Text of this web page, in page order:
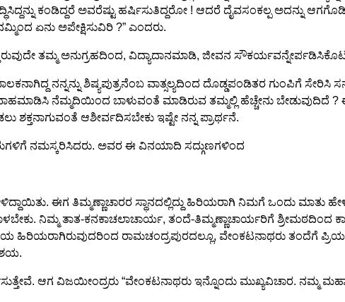
ಕಂಡಿದ್ದರೆ ಅವರೆಷ್ಟು ಹರ್ಷಿಸುತಿದ್ದರೋ ! ಆದರೆ ದೈವಸಂಕಲ್ಪ ಅದನ್ನು
ಏನು ಅಪೇಕ್ಷಿಸುವಿರಿ ?” ಎಂದರು.
ತಮ್ಮ ಅನುಗ್ರಹದಿಂದ, ವಿದ್ಯಾದಾನಮಾಡಿ, ಜೀವನ ಸೌಕರ್ಯವನ್ನೇರ್ಪಡಿಸಿಕೊಟ್ಟು
ನನ್ನನ್ನು ಶಿಷ್ಯಪುತ್ರನೆಂಬ ವಾತ್ಸಲ್ಯದಿಂದ ದೊಡ್ಡಪಂಡಿತರ ಗುಂಪಿಗೆ ಸೇರಿಸಿ
ನೆಮ್ಮದಿಯಿಂದ ಬಾಳುವಂತೆ ಮಾಡಿರುವ ತಮ್ಮಲ್ಲಿ ಹೆಚ್ಚೇನು
ಶಕ್ತನಾಗುವಂತೆ ಆಶೀರ್ವದಿಸಬೇಕು ಇಷ್ಟೇ ನನ್ನ ಪ್ರಾರ್ಥನೆ.
ನಮಸ್ಕರಿಸಿದರು. ಅವರ ಈ ವಿನಯಾದಿ ಸದ್ಗುಣಗಳಿಂದ
ಈಗ ತಿಮ್ಮಣ್ಣಾಚಾರರ ಸ್ಥಾನದಲ್ಲಿದ್ದು ಹಿರಿಯರಾಗಿ ನಿಮಗೆ ಒಂದು
ನಿಮ್ಮ ತಾತ-ಕನಕಾಚಲಾಚಾರ್ಯ, ತಂದೆ-ತಿಮ್ಮಣ್ಣಾಚಾರ್ಯರಿಗೆ ಶ್ರೀಮಠದಿಂದ
ಹಿರಿಯರಾಗಿರುವುದರಿಂದ ರಾಮಚಂದ್ರಪುರದಲ್ಲೂ, ವೇಂಕಟನಾಥರು ತಂದೆಗೆ
ಆಗ ವಿಜಯೀಂದ್ರರು “ವೇಂಕಟನಾಥರು ಇನ್ನೊಂದು ಮುಖ್ಯವಿಚಾರ. ನಮ್ಮ